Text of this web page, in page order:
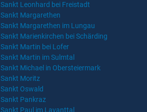
Sankt Leonhard bei Freistadt
Sankt Margarethen
Sankt Margarethen im Lungau
Sankt Marienkirchen bei Schärding
Sankt Martin bei Lofer
Sankt Martin im Sulmtal
Sankt Michael in Obersteiermark
Sankt Moritz
Sankt Oswald
Sankt Pankraz
Sankt Paul im Lavanttal